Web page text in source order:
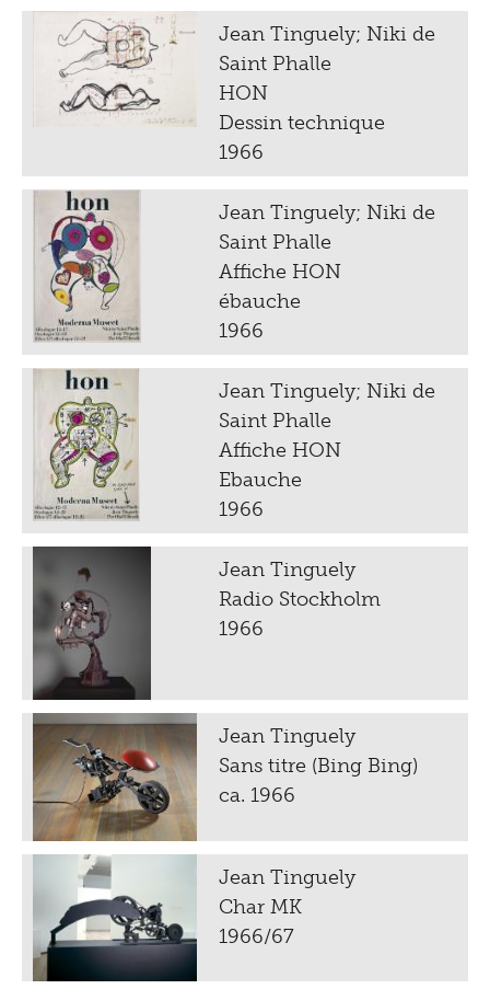
Jean Tinguely; Niki de
Saint Phalle
HON
Dessin technique
1966
Jean Tinguely; Niki de
Saint Phalle
Affiche HON
ébauche
1966
Jean Tinguely; Niki de
Saint Phalle
Affiche HON
Ebauche
1966
Jean Tinguely
Radio Stockholm
1966
Jean Tinguely
Sans titre (Bing Bing)
ca. 1966
Jean Tinguely
Char MK
1966/67